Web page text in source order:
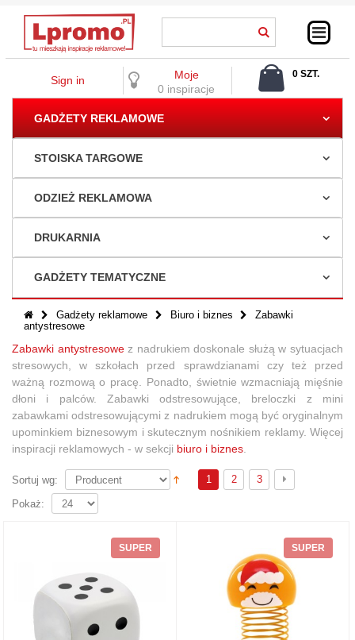
Sign in
Moje
0 inspiracje
0 SZT.
GADŻETY REKLAMOWE
STOISKA TARGOWE
ODZIEŻ REKLAMOWA
DRUKARNIA
GADŻETY TEMATYCZNE
Gadżety reklamowe Biuro i biznes
Zabawki
antystresowe
Zabawki antystresowez nadrukiem doskonale służą w sytuacjach
stresowych, w szkołach przed sprawdzianami czy też przed
ważną rozmową o pracę. Ponadto, świetnie wzmacniają mięśnie
dłoni i palców. Zabawki odstresowujące, breloczki z mini
zabawkami odstresowującymi z nadrukiem mogą być oryginalnym
upominkiem biznesowym i skutecznym nośnikiem reklamy. Więcej
inspiracji reklamowych - w sekcji biuro i biznes
Sortuj wg: 1 2 3
Pokaż:
SUPER SUPER